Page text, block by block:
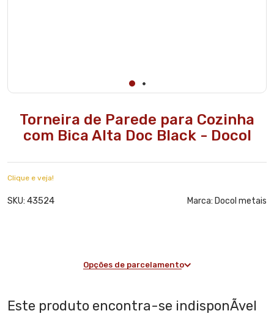
Torneira de Parede para Cozinha
com Bica Alta Doc Black - Docol
Clique e veja!
SKU: 43524 Marca: Docol metais
Opções de parcelamento